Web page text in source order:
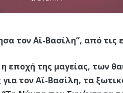
τον Αϊ-Βασίλη”, από τις
εποχή της μαγείας, των
για τον Αϊ-Βασίλη, τα